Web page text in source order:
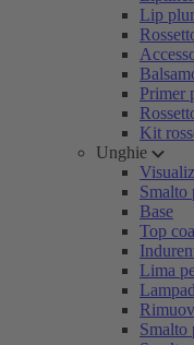
Lip
Primer
Kit
Unghie
Smalto
Base
Top
Lima
Smalto